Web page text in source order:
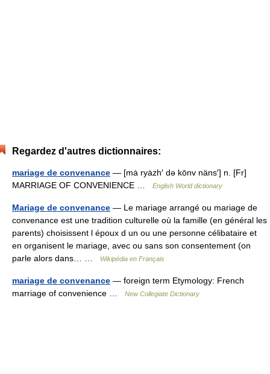
Regardez d'autres dictionnaires:
mariage de convenance — [mȧ ryȧzh′ də kōnv näns′] n. [Fr]
MARRIAGE OF CONVENIENCE …
English World dictionary
Mariage de convenance — Le mariage arrangé ou mariage de
convenance est une tradition culturelle où la famille (en général les
parents) choisissent l époux d un ou une personne célibataire et
en organisent le mariage, avec ou sans son consentement (on
parle alors dans… …
Wikipédia en Français
mariage de convenance — foreign term Etymology: French
marriage of convenience …
New Collegiate Dictionary